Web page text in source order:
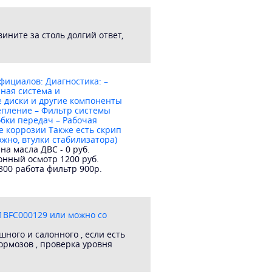
за столь долгий ответ,
Диагностика: –
система и
и другие компоненты
– Фильтр системы
передач – Рабочая
коррозии Также есть скрип
втулки стабилизатора)
масла ДВС - 0 руб.
осмотр 1200 руб.
работа фильтр 900р.
или можно со
и салонного , если есть
, проверка уровня